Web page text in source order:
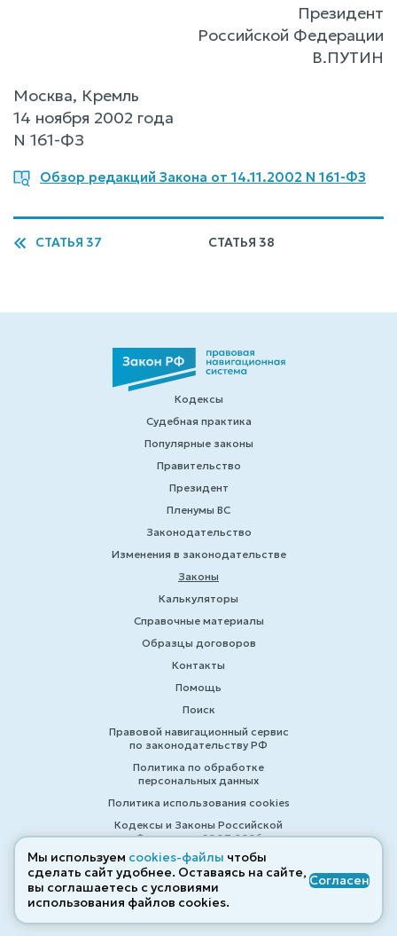
Президент
Российской Федерации
В.ПУТИН
Москва, Кремль
14 ноября 2002 года
N 161-ФЗ
Обзор редакций Закона от 14.11.2002 N 161-ФЗ
СТАТЬЯ 37 СТАТЬЯ 38
Кодексы
Судебная практика
Популярные законы
Правительство
Президент
Пленумы ВС
Законодательство
Изменения в законодательстве
Законы
Калькуляторы
Справочные материалы
Образцы договоров
Контакты
Помощь
Поиск
Правовой навигационный сервис
по законодательству РФ
Политика по обработке
персональных данных
Политика использования cookies
Кодексы и Законы Российской
Федерации 2007-2026
© ZAKONRF.INFO
Мы используем cookies-файлы чтобы
сделать сайт удобнее. Оставаясь на сайте,
вы соглашаетесь с условиями
использования файлов cооkies.
Согласен